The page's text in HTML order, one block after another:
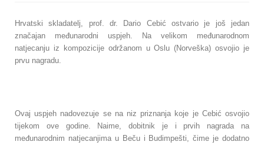
Hrvatski skladatelj, prof. dr. Dario Cebić ostvario je još jedan
značajan međunarodni uspjeh. Na velikom međunarodnom
natjecanju iz kompozicije održanom u Oslu (Norveška) osvojio je
prvu nagradu.
Ovaj uspjeh nadovezuje se na niz priznanja koje je Cebić osvojio
tijekom ove godine. Naime, dobitnik je i prvih nagrada na
međunarodnim natjecanjima u Beču i Budimpešti, čime je dodatno